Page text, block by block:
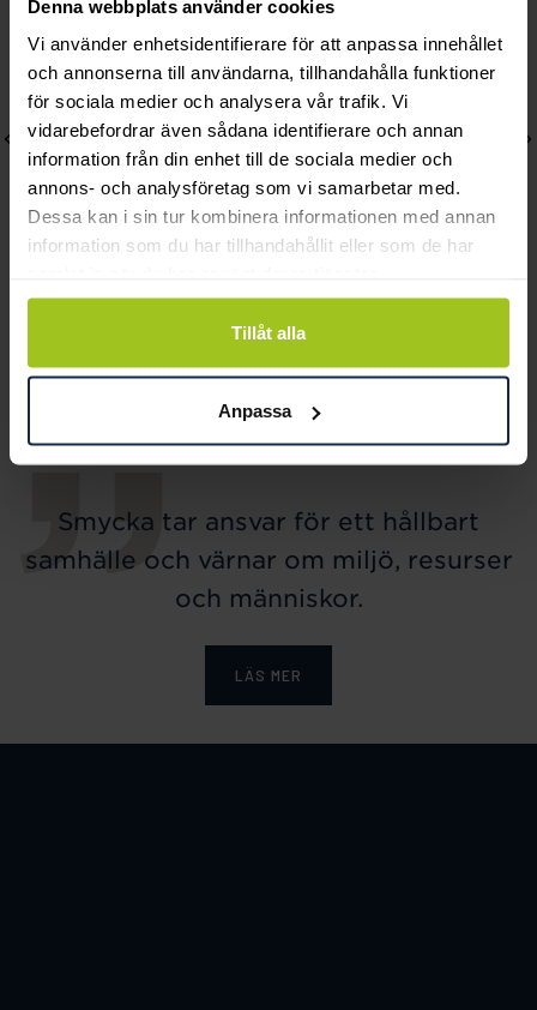
Denna webbplats använder cookies
Vi använder enhetsidentifierare för att anpassa innehållet
och annonserna till användarna, tillhandahålla funktioner
för sociala medier och analysera vår trafik. Vi
vidarebefordrar även sådana identifierare och annan
information från din enhet till de sociala medier och
annons- och analysföretag som vi samarbetar med.
Dessa kan i sin tur kombinera informationen med annan
information som du har tillhandahållit eller som de har
Tillåt alla
Anpassa
Thomas Sabo
månadssten februari
Caroline Svedbom
Anemone Earring /
Crystal
Pris
995 kr
Smycka tar ansvar för ett hållbart
samhälle och värnar om miljö, resurser
och människor.
LÄS MER